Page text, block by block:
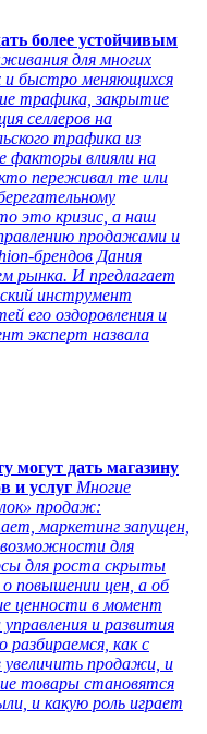
более устойчивым
для многих
и быстро меняющихся
трафика, закрытие
селлеров на
трафика из
факторы влияли на
переживал те или
это кризис, а наш
продажами и
брендов Дания
рынка. И предлагает
инструмент
его оздоровления и
эксперт назвала
могут дать магазину
и услуг Многие
продаж:
маркетинг запущен,
для
для роста скрыты
о повышении цен, а об
ценности в момент
и развития
разбираемся, как с
продажи, и
товары становятся
и какую роль играет